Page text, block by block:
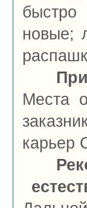
быстро
новые;
Места
карьер